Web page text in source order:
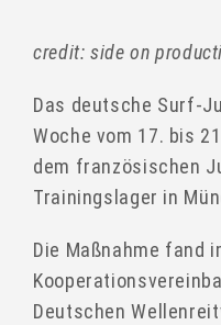
credit: side on
Das deutsche Surf-
Woche vom 17. bis
dem französischen
Trainingslager in
Die Maßnahme fand
Deutschen